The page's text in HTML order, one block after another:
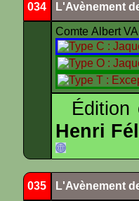
034 L'Avènement
Comte Albert
Édition
Henri
035 L'Avènement